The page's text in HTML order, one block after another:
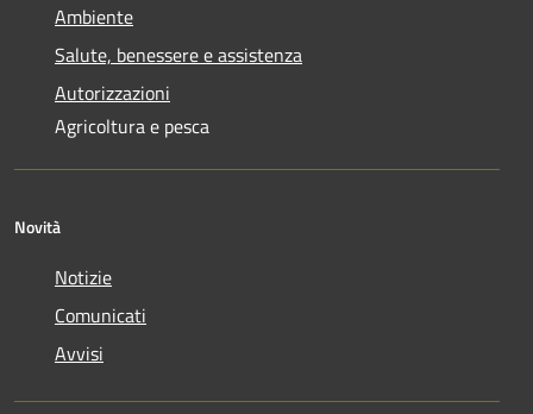
Ambiente
Salute, benessere e assistenza
Autorizzazioni
Agricoltura e pesca
Novità
Notizie
Comunicati
Avvisi